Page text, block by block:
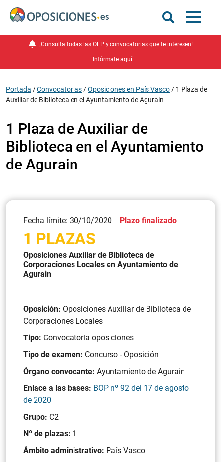
¡Consulta todas las OEP y convocatorias que te interesen!
Infórmate aquí
Portada /Convocatorias /Oposiciones en País Vasco / 1 Plaza de
Auxiliar de Biblioteca en el Ayuntamiento de Agurain
1 Plaza de Auxiliar de
Biblioteca en el Ayuntamiento
de Agurain
Fecha límite: 30/10/2020 Plazo finalizado
1 PLAZAS
Oposiciones Auxiliar de Biblioteca de
Corporaciones Locales en Ayuntamiento de
Agurain
Oposición: Oposiciones Auxiliar de Biblioteca de
Corporaciones Locales
Tipo: Convocatoria oposiciones
Tipo de examen: Concurso - Oposición
Órgano convocante: Ayuntamiento de Agurain
Enlace a las bases: BOP nº 92 del 17 de agosto
de 2020
Grupo: C2
Nº de plazas: 1
Ámbito administrativo: País Vasco